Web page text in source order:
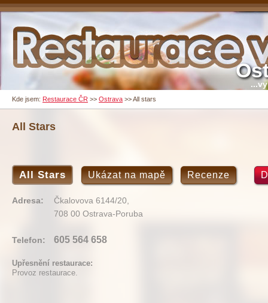
Kde jsem: Restaurace ČR >> Ostrava >>All stars
All Stars
All Stars Ukázat na mapě Recenze
Adresa:
Čkalovova 6144/20,
708 00 Ostrava-Poruba
Telefon: 605 564 658
Upřesnění restaurace:
Provoz restaurace.